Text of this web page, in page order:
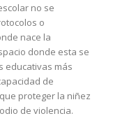
no se
o
nace la
donde esta se
educativas más
de
proteger la niñez
de violencia.